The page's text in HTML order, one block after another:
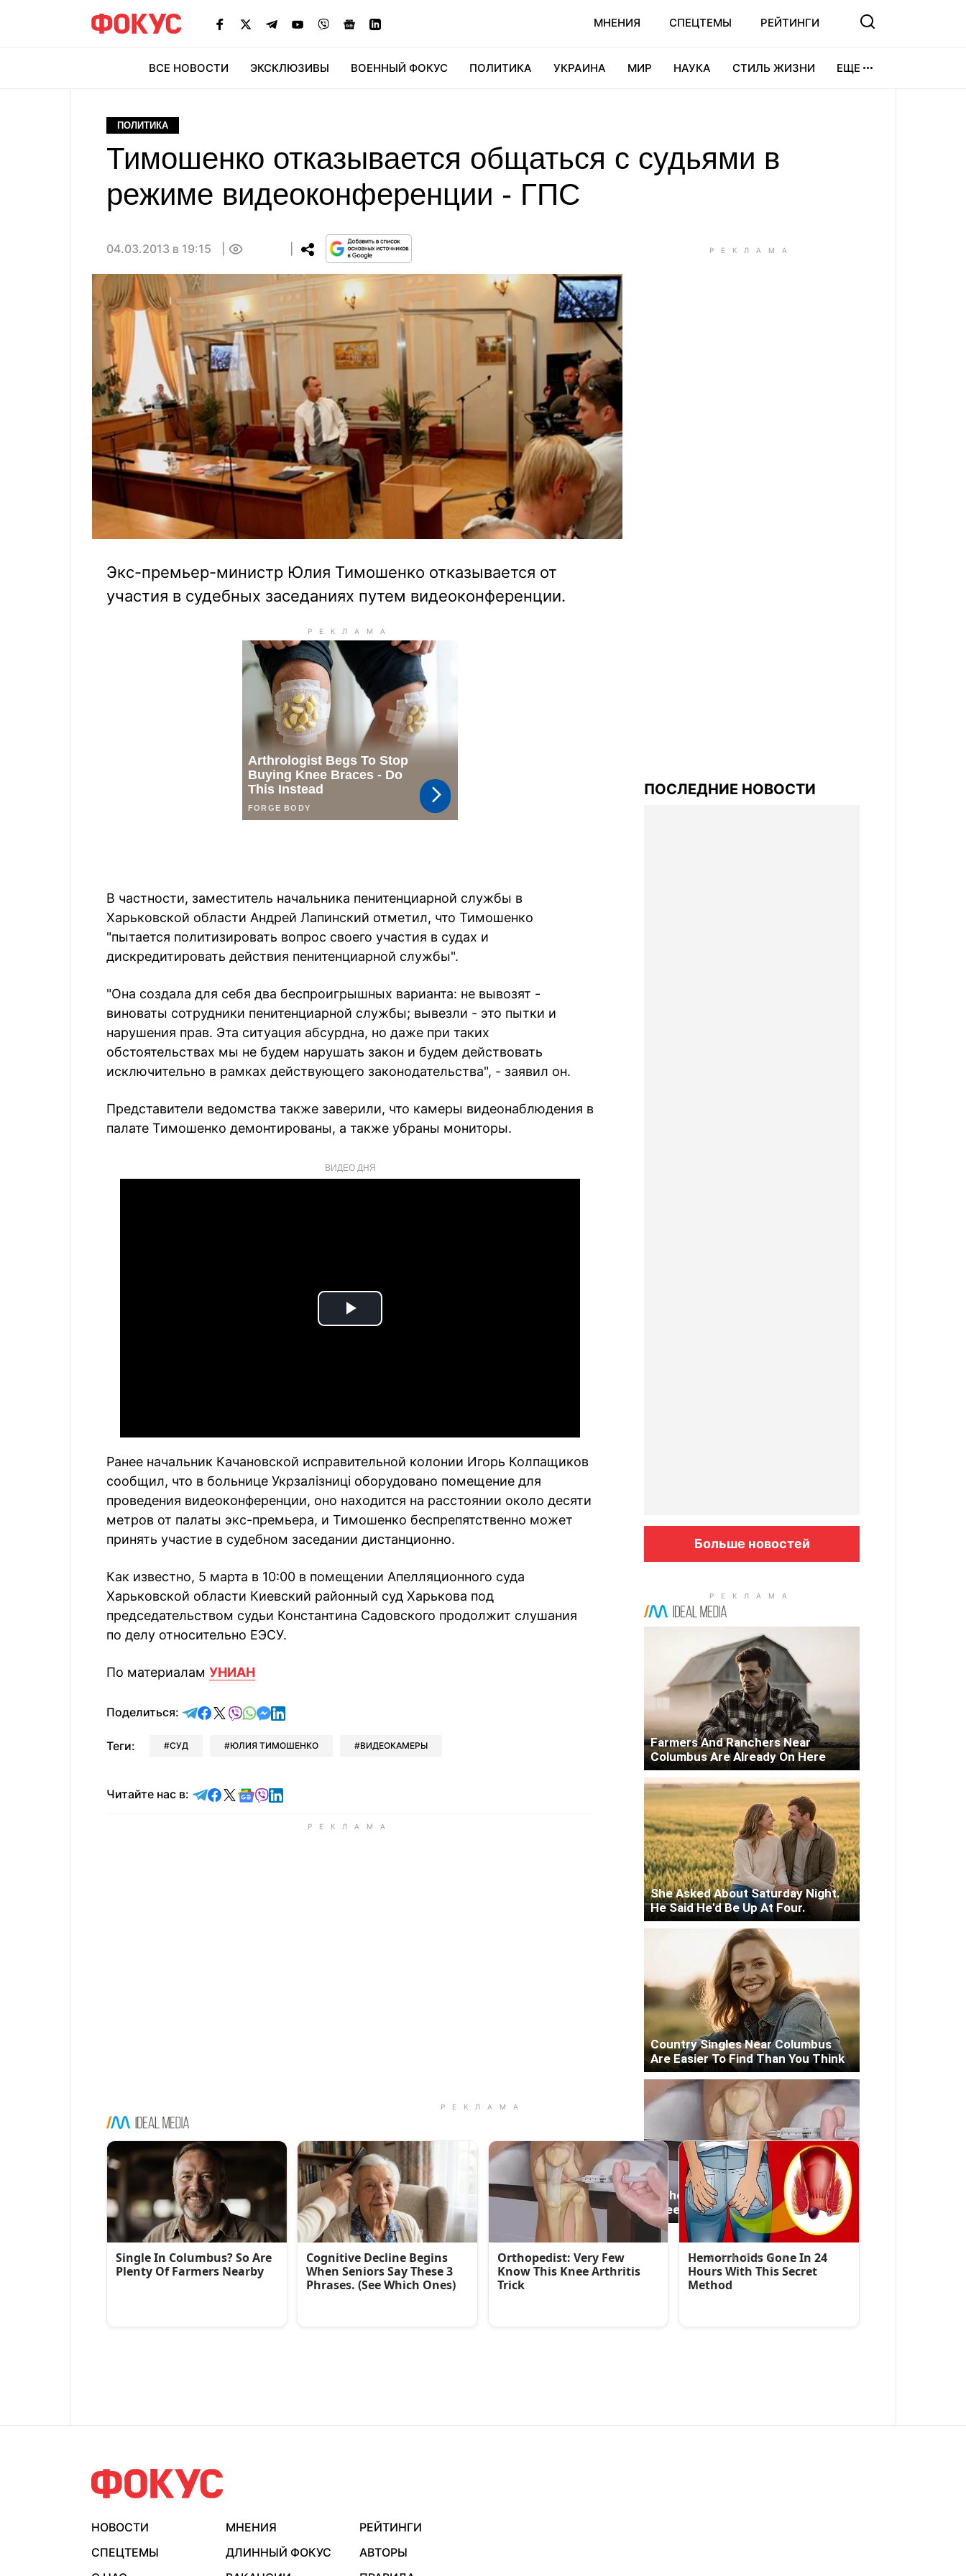
МНЕНИЯ СПЕЦТЕМЫ РЕЙТИНГИ
ВСЕ НОВОСТИ ЭКСКЛЮЗИВЫ ВОЕННЫЙ ФОКУС ПОЛИТИКА УКРАИНА МИР НАУКА СТИЛЬ ЖИЗНИ ЕЩЕ
ПОЛИТИКА
Тимошенко отказывается общаться с судьями в
режиме видеоконференции - ГПС
04.03.2013 в 19:15
Экс-премьер-министр Юлия Тимошенко отказывается от
участия в судебных заседаниях путем видеоконференции.
В частности, заместитель начальника пенитенциарной службы в
Харьковской области Андрей Лапинский отметил, что Тимошенко
"пытается политизировать вопрос своего участия в судах и
дискредитировать действия пенитенциарной службы".
"Она создала для себя два беспроигрышных варианта: не вывозят -
виноваты сотрудники пенитенциарной службы; вывезли - это пытки и
нарушения прав. Эта ситуация абсурдна, но даже при таких
обстоятельствах мы не будем нарушать закон и будем действовать
исключительно в рамках действующего законодательства", - заявил он.
Представители ведомства также заверили, что камеры видеонаблюдения в
палате Тимошенко демонтированы, а также убраны мониторы.
ВИДЕО ДНЯ
Play
Ранее начальник Качановской исправительной колонии Игорь Колпащиков
сообщил, что в больнице Укрзалізниці оборудовано помещение для
проведения видеоконференции, оно находится на расстоянии около десяти
метров от палаты экс-премьера, и Тимошенко беспрепятственно может
принять участие в судебном заседании дистанционно.
Как известно, 5 марта в 10:00 в помещении Апелляционного суда
Харьковской области Киевский районный суд Харькова под
председательством судьи Константина Садовского продолжит слушания
по делу относительно ЕЭСУ.
По материалам УНИАН
Поделиться: отправить в Telegram
поделиться в Facebook
поделиться в X
отправить в Viber
отправить в Whatsapp
отправить в Messenger
отправить в LinkedIn
Теги: СУД ЮЛИЯ ТИМОШЕНКО ВИДЕОКАМЕРЫ
Читайте нас в: Читайте в Telegram
Читайте в Facebook
Читайте в X
Читайте в Google news
Читайте в Viber
Читайте в LinkedIn
ПОСЛЕДНИЕ НОВОСТИ
Больше новостей
НОВОСТИ МНЕНИЯ
РЕЙТИНГИ
СПЕЦТЕМЫ
ДЛИННЫЙ ФОКУС
АВТОРЫ